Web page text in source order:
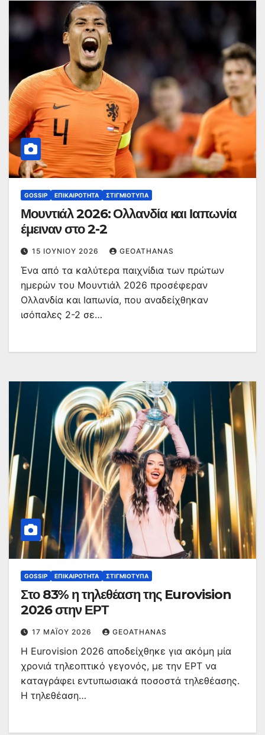
GOSSIP ΕΠΙΚΑΙΡΌΤΗΤΑ ΣΤΙΓΜΙΌΤΥΠΑ
Μουντιάλ 2026: Ολλανδία και Ιαπωνία
έμειναν στο 2-2
15 ΙΟΥΝΊΟΥ 2026 GEOATHANAS
Ένα από τα καλύτερα παιχνίδια των πρώτων
ημερών του Μουντιάλ 2026 προσέφεραν
Ολλανδία και Ιαπωνία, που αναδείχθηκαν
ισόπαλες 2-2 σε…
GOSSIP ΕΠΙΚΑΙΡΌΤΗΤΑ ΣΤΙΓΜΙΌΤΥΠΑ
Στο 83% η τηλεθέαση της Eurovision
2026 στην ΕΡΤ
17 ΜΑΪ́ΟΥ 2026 GEOATHANAS
Η Eurovision 2026 αποδείχθηκε για ακόμη μία
χρονιά τηλεοπτικό γεγονός, με την ΕΡΤ να
καταγράφει εντυπωσιακά ποσοστά τηλεθέασης.
Η τηλεθέαση…